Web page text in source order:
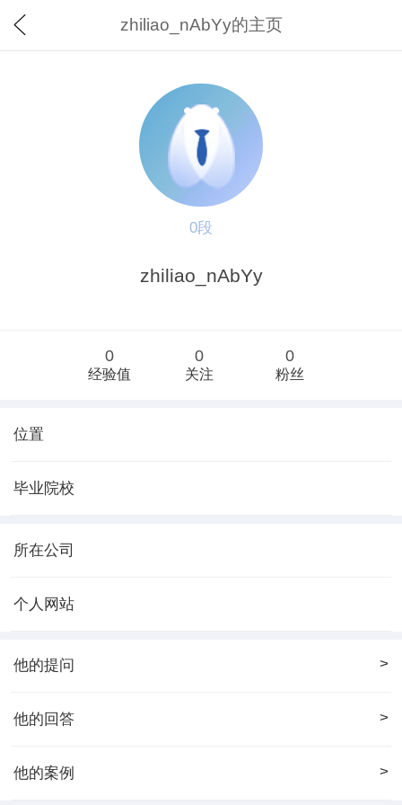
zhiliao_nAbYy的主页
0段
zhiliao_nAbYy
0
经验值
0
关注
0
粉丝
位置
毕业院校
所在公司
个人网站
他的提问 >
他的回答 >
他的案例 >